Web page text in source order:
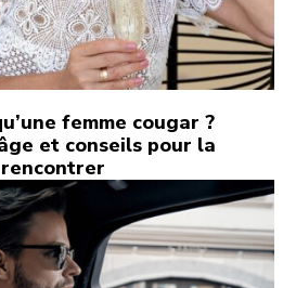
femme cougar ?
et conseils pour la
rencontrer